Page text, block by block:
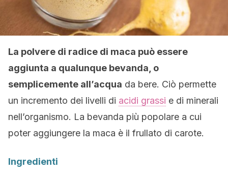
La polvere di radice di maca può essere
aggiunta a qualunque bevanda, o
semplicemente all’acqua da bere. Ciò permette
un incremento dei livelli di acidi grassi e di minerali
nell’organismo. La bevanda più popolare a cui
poter aggiungere la maca è il frullato di carote.
Ingredienti